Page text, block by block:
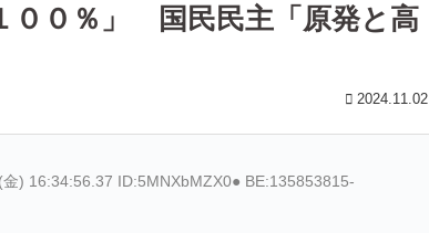
０％」 国民民主「原発と高
2024.11.02
) 16:34:56.37 ID:5MNXbMZX0● BE:135853815-